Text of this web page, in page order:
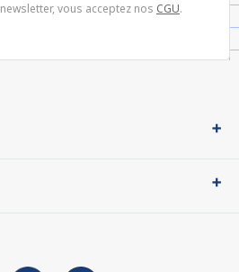
vous acceptez nos CGU.